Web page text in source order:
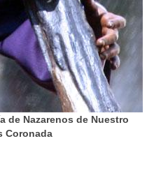
de Nazarenos de Nuestro
Coronada